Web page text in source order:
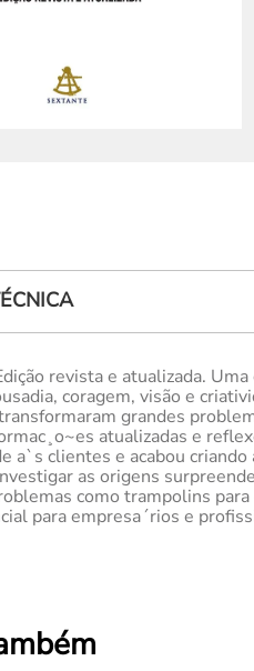
revista e atualizada.
coragem, visão e
grandes
atualizadas e
a`s clientes e acabou
as origens
como trampolins
para empresa´rios e